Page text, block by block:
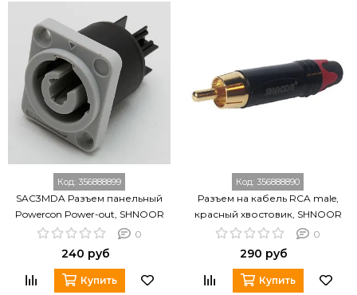
Код: 356888899
SAC3MDA Разъем панельный
Powercon Power-out, SHNOOR
0
240 руб
Купить
Код: 356888890
Разъем на кабель RCA male,
красный хвостовик, SHNOOR
SRCM-G-R
0
290 руб
Купить